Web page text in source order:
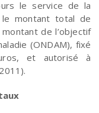
le service de la
montant total de
de l’objectif
(ONDAM), fixé
et autorisé à